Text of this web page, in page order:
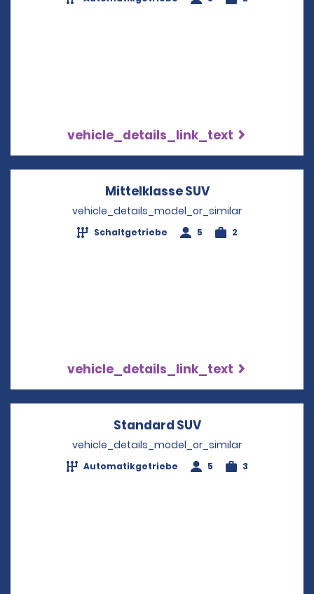
vehicle_details_link_text
Mittelklasse SUVOpens in a new
vehicle_details_model_or_similar
Schaltgetriebe 5 2
vehicle_details_link_text
Standard SUVOpens in a new
vehicle_details_model_or_similar
Automatikgetriebe 5 3